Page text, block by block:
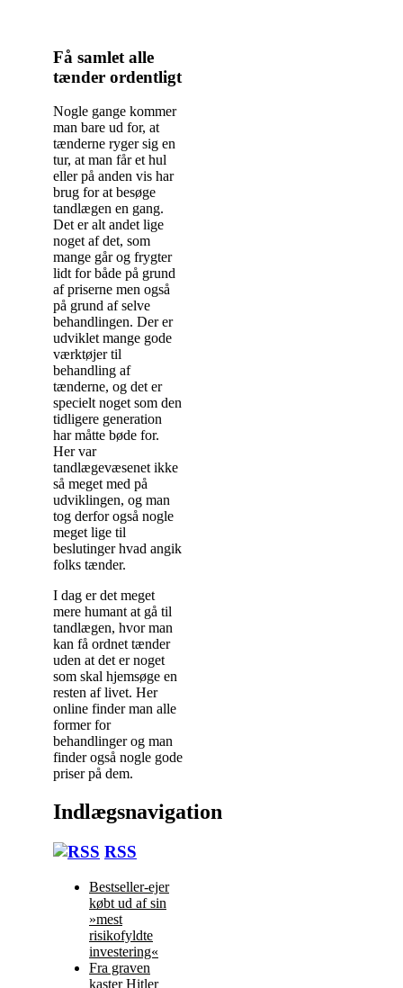
Få samlet alle
tænder ordentligt
Nogle gange kommer
man bare ud for, at
tænderne ryger sig en
tur, at man får et hul
eller på anden vis har
brug for at besøge
tandlægen en gang.
Det er alt andet lige
noget af det, som
mange går og frygter
lidt for både på grund
af priserne men også
på grund af selve
behandlingen. Der er
udviklet mange gode
værktøjer til
behandling af
tænderne, og det er
specielt noget som den
tidligere generation
har måtte bøde for.
Her var
tandlægevæsenet ikke
så meget med på
udviklingen, og man
tog derfor også nogle
meget lige til
beslutinger hvad angik
folks tænder.
I dag er det meget
mere humant at gå til
tandlægen, hvor man
kan få ordnet tænder
uden at det er noget
som skal hjemsøge en
resten af livet. Her
online finder man alle
former for
behandlinger og man
finder også nogle gode
priser på dem.
Indlægsnavigation
RSS
Bestseller-ejer
købt ud af sin
»mest
risikofyldte
investering«
Fra graven
kaster Hitler